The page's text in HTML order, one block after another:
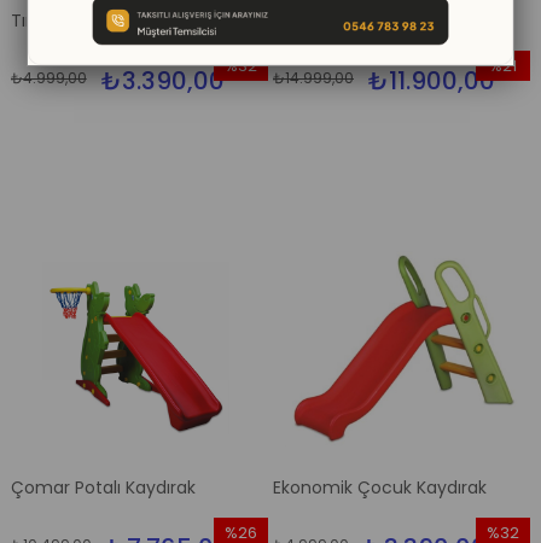
Tırtıl Tahterevalli
₺3.390,00
₺4.999,00
%32
İndirim
Çomar Kaydırak ve Salıncak
Seti
₺11.900,00
₺14.999,00
%21
İndirim
Çomar Potalı Kaydırak
%26
Ekonomik Çocuk Kaydırak
%32